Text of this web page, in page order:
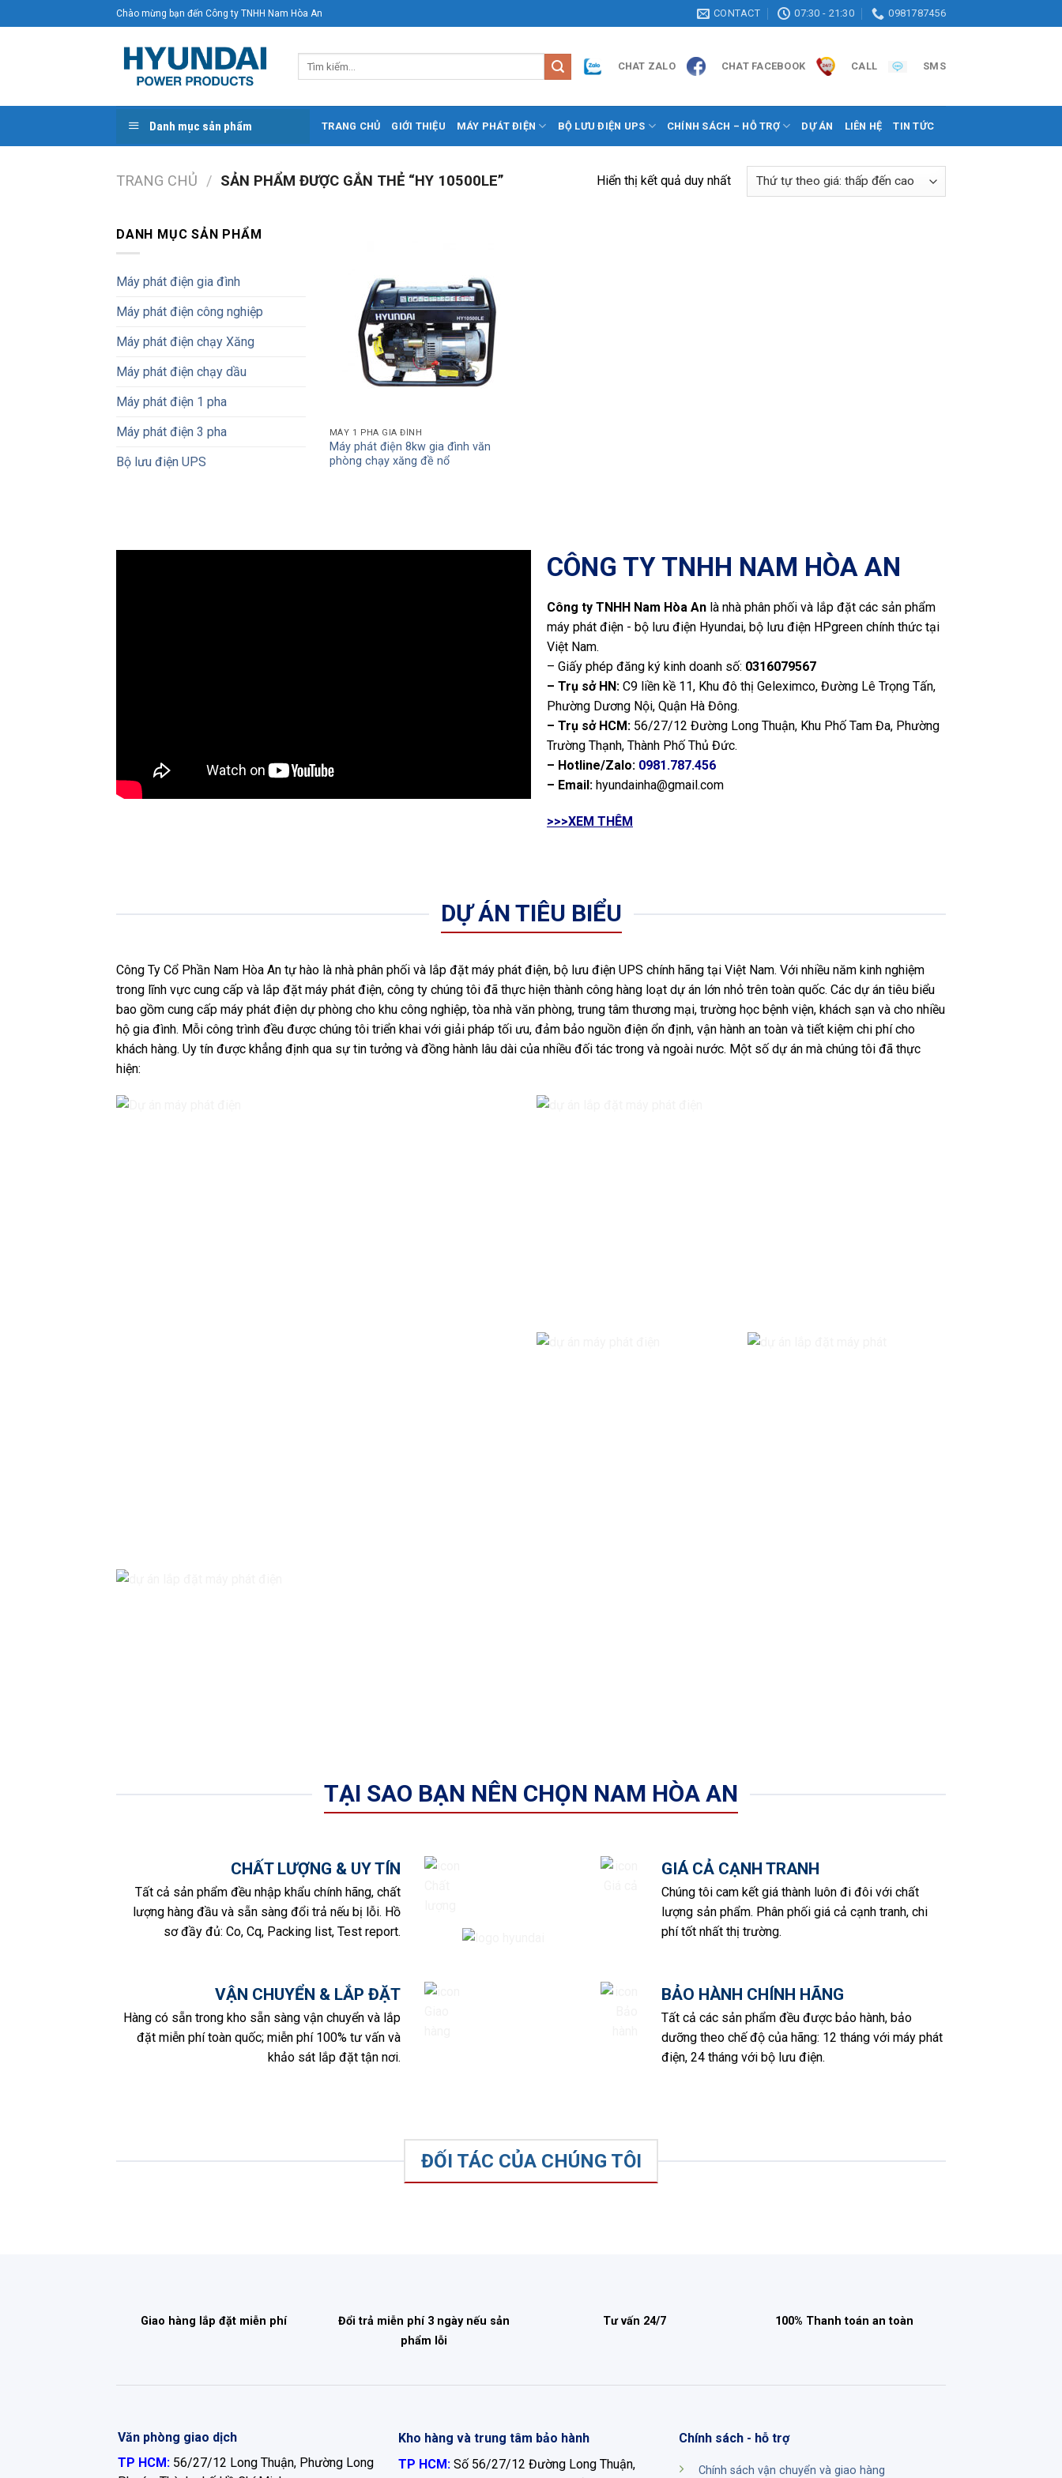
to
Chào mừng bạn đến Công ty TNHH Nam Hòa An CONTACT 07:30 - 21:30 0981787456
CHAT ZALO CHAT FACEBOOK CALL SMS
Danh mục sản phẩm TRANG CHỦ GIỚI THIỆU MÁY PHÁT ĐIỆN BỘ LƯU ĐIỆN UPS CHÍNH SÁCH – HỖ TRỢ DỰ ÁN LIÊN HỆ TIN TỨC
TRANG CHỦ / SẢN PHẨM ĐƯỢC GẮN THẺ “HY 10500LE” Hiển thị kết quả duy nhất
DANH MỤC SẢN PHẨM
Máy phát điện gia đình
Máy phát điện công nghiệp
Máy phát điện chạy Xăng
Máy phát điện chạy dầu
Máy phát điện 1 pha
Máy phát điện 3 pha
Bộ lưu điện UPS
Wishlist
MÁY 1 PHA GIA ĐÌNH
Máy phát điện 8kw gia đình văn
phòng chạy xăng đề nổ
CÔNG TY TNHH NAM HÒA AN
Công ty TNHH Nam Hòa An là nhà phân phối và lắp đặt các sản phẩm
máy phát điện - bộ lưu điện Hyundai, bộ lưu điện HPgreen chính thức tại
Việt Nam.
– Giấy phép đăng ký kinh doanh số: 0316079567
– Trụ sở HN: C9 liền kề 11, Khu đô thị Geleximco, Đường Lê Trọng Tấn,
Phường Dương Nội, Quận Hà Đông.
– Trụ sở HCM: 56/27/12 Đường Long Thuận, Khu Phố Tam Đa, Phường
Trường Thạnh, Thành Phố Thủ Đức.
– Hotline/Zalo: 0981.787.456
– Email: hyundainha@gmail.com
>>>XEM THÊM
DỰ ÁN TIÊU BIỂU
Công Ty Cổ Phần Nam Hòa An tự hào là nhà phân phối và lắp đặt máy phát điện, bộ lưu điện UPS chính hãng tại Việt Nam. Với nhiều năm kinh nghiệm
trong lĩnh vực cung cấp và lắp đặt máy phát điện, công ty chúng tôi đã thực hiện thành công hàng loạt dự án lớn nhỏ trên toàn quốc. Các dự án tiêu biểu
bao gồm cung cấp máy phát điện dự phòng cho khu công nghiệp, tòa nhà văn phòng, trung tâm thương mại, trường học bệnh viện, khách sạn và cho nhiều
hộ gia đình. Mỗi công trình đều được chúng tôi triển khai với giải pháp tối ưu, đảm bảo nguồn điện ổn định, vận hành an toàn và tiết kiệm chi phí cho
khách hàng. Uy tín được khẳng định qua sự tin tưởng và đồng hành lâu dài của nhiều đối tác trong và ngoài nước. Một số dự án mà chúng tôi đã thực
hiện:
TẠI SAO BẠN NÊN CHỌN NAM HÒA AN
CHẤT LƯỢNG & UY TÍN
Tất cả sản phẩm đều nhập khẩu chính hãng, chất
lượng hàng đầu và sẵn sàng đổi trả nếu bị lỗi. Hồ
sơ đầy đủ: Co, Cq, Packing list, Test report.
VẬN CHUYỂN & LẮP ĐẶT
Hàng có sẵn trong kho sẵn sàng vận chuyển và lắp
đặt miễn phí toàn quốc; miễn phí 100% tư vấn và
khảo sát lắp đặt tận nơi.
GIÁ CẢ CẠNH TRANH
Chúng tôi cam kết giá thành luôn đi đôi với chất
lượng sản phẩm. Phân phối giá cả cạnh tranh, chi
phí tốt nhất thị trường.
BẢO HÀNH CHÍNH HÃNG
Tất cả các sản phẩm đều được bảo hành, bảo
dưỡng theo chế độ của hãng: 12 tháng với máy phát
điện, 24 tháng với bộ lưu điện.
ĐỐI TÁC CỦA CHÚNG TÔI
Giao hàng lắp đặt miễn phí
Đổi trả miễn phí 3 ngày nếu sản
phẩm lỗi
Tư vấn 24/7 100% Thanh toán an toàn
Văn phòng giao dịch
TP HCM: 56/27/12 Long Thuận, Phường Long
Kho hàng và trung tâm bảo hành
TP HCM: Số 56/27/12 Đường Long Thuận,
Chính sách - hỗ trợ
Chính sách vận chuyển và giao hàng